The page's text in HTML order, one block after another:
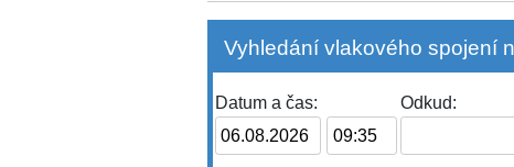
Vyhledání vlakového spojení
Datum a čas: Odkud: